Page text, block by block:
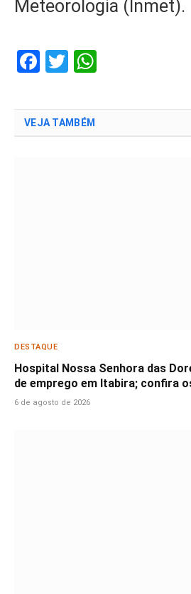
Meteorologia (Inmet).
Facebook
Twitter
VEJA TAMBÉM
DESTAQUE
Hospital Nossa Senhora das
de emprego em Itabira; confira
6 de agosto de 2026